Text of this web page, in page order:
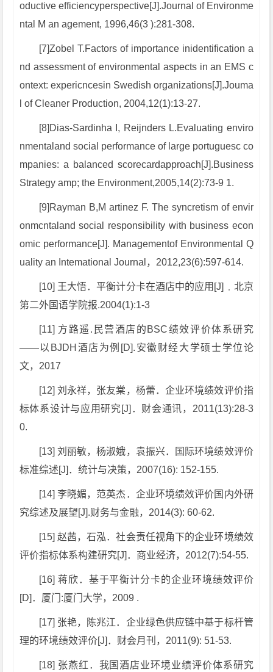
oductive efficiencyperspective[J].Journal of Environme
ntal M an agement, 1996,46(3 ):281-308.
[7]Zobel T.Factors of importance inidentification a
nd assessment of environmental aspects in an EMS c
ontext: expericncesin Swedish organizations[J].Jouma
l of Cleaner Production, 2004,12(1):13-27.
[8]Dias-Sardinha I, Reijnders L.Evaluating enviro
nmentaland social performance of large portuguesc co
mpanies: a balanced scorecardapproach[J].Business
Strategy amp; the Environment,2005,14(2):73-9 1.
[9]Rayman B,M artinez F. The syncretism of envir
onmcntaland social responsibility with business econ
omic performance[J]. Managementof Environmental Q
uality an Intemational Journal，2012,23(6):597-614.
[10] 王大悟．平衡计分卡在酒店中的应用[J]﹒北京
第二外国语学院报.2004(1):1-3
[11] 方路遥.民营酒店的BSC绩效评价体系研究
——以BJDH酒店为例[D].安徽财经大学硕士学位论
文，2017
[12] 刘永祥，张友棠，杨蕾．企业环境绩效评价指
标体系设计与应用研究[J]．财会通讯，2011(13):28-3
0.
[13] 刘丽敏，杨淑娥，袁振兴．国际环境绩效评价
标准综述[J]．统计与决策，2007(16): 152-155.
[14] 李晓媚，范英杰．企业环境绩效评价国内外研
究综述及展望[J].财务与金融，2014(3): 60-62.
[15] 赵茜，石泓．社会责任视角下的企业环境绩效
评价指标体系构建研究[J]．商业经济，2012(7):54-55.
[16] 蒋欣．基于平衡计分卡的企业环境绩效评价
[D]．厦门:厦门大学，2009 .
[17] 张艳，陈兆江．企业绿色供应链中基于标杆管
理的环境绩效评价[J]．财会月刊，2011(9): 51-53.
[18] 张燕红．我国酒店业环境业绩评价体系研究